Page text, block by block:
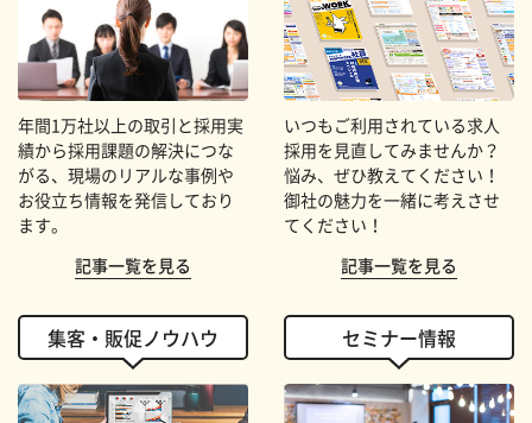
年間1万社以上の取引と採用実
績から採用課題の解決につな
がる、現場のリアルな事例や
お役立ち情報を発信しており
ます。
記事一覧を見る
いつもご利用されている求人
採用を見直してみませんか？
悩み、ぜひ教えてください！
御社の魅力を一緒に考えさせ
てください！
記事一覧を見る
集客・販促ノウハウ セミナー情報